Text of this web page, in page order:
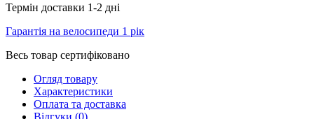
Термін доставки 1-2 дні
Гарантія на велосипеди 1 рік
Весь товар сертифіковано
Огляд товару
Характеристики
Оплата та доставка
Відгуки (0)